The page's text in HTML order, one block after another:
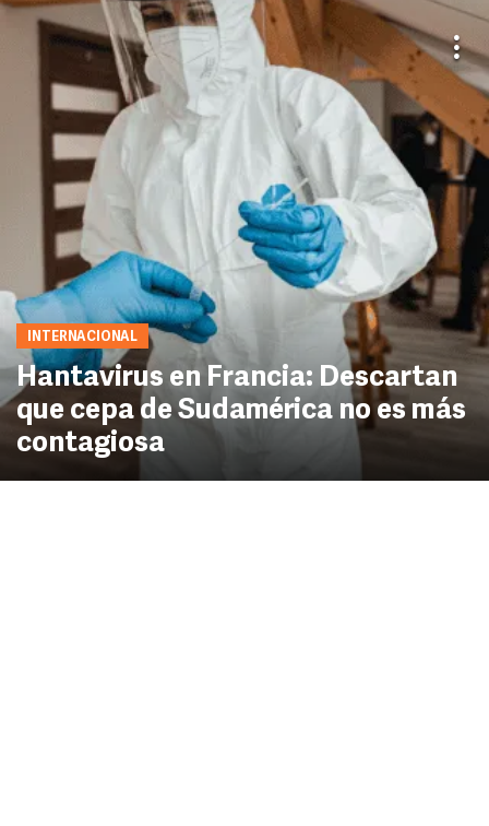
INTERNACIONAL
Hantavirus en Francia: Descartan
que cepa de Sudamérica no es más
contagiosa